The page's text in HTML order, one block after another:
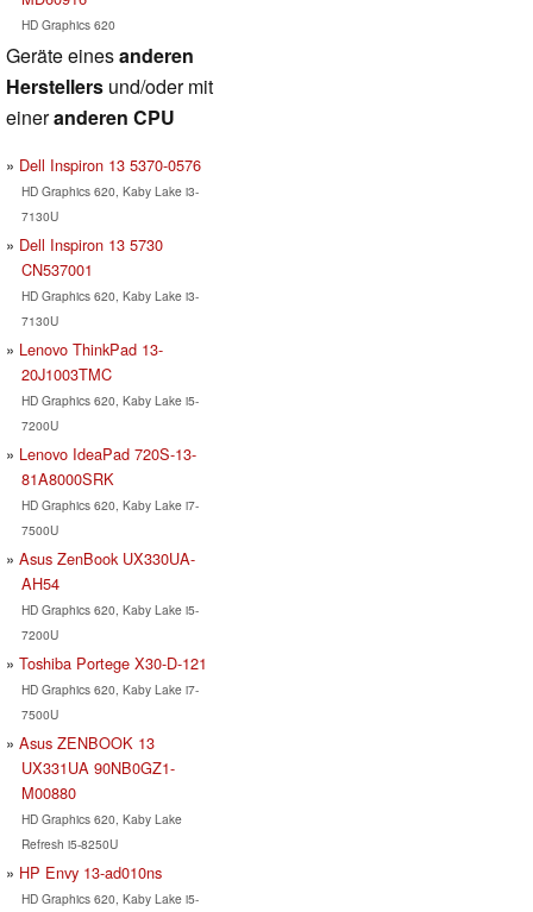
HD Graphics 620
Geräte einesanderen
Herstellers und/oder mit
eineranderen CPU
Dell Inspiron 13 5370-0576
HD Graphics 620, Kaby Lake i3-
7130U
Dell Inspiron 13 5730
CN537001
HD Graphics 620, Kaby Lake i3-
7130U
Lenovo ThinkPad 13-
20J1003TMC
HD Graphics 620, Kaby Lake i5-
7200U
Lenovo IdeaPad 720S-13-
81A8000SRK
HD Graphics 620, Kaby Lake i7-
7500U
Asus ZenBook UX330UA-
AH54
HD Graphics 620, Kaby Lake i5-
7200U
Toshiba Portege X30-D-121
HD Graphics 620, Kaby Lake i7-
7500U
Asus ZENBOOK 13
UX331UA 90NB0GZ1-
M00880
HD Graphics 620, Kaby Lake
Refresh i5-8250U
HP Envy 13-ad010ns
HD Graphics 620, Kaby Lake i5-